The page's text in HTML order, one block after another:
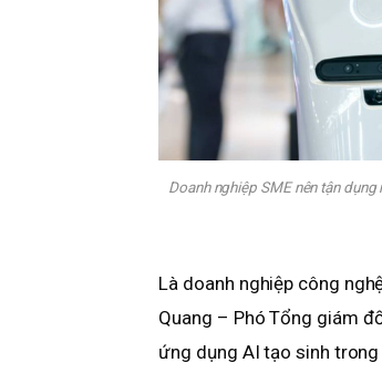
Doanh nghiệp SME nên tận
Là doanh nghiệp công
Quang – Phó Tổng giám
ứng dụng AI tạo sinh